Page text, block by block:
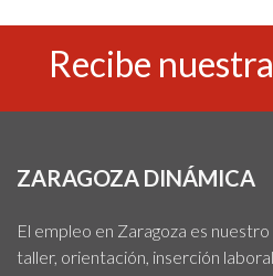
Recibe
ZARAGOZA DINÁMICA
El empleo en Zaragoza es
taller, orientación, inserción